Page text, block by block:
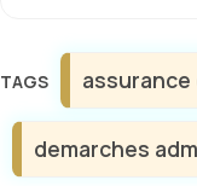
Étiquettes
assurance
demarches